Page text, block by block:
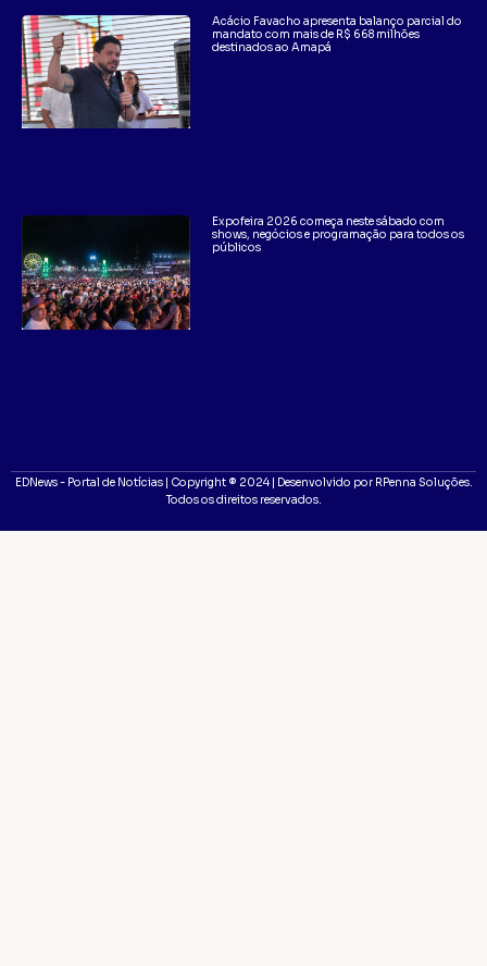
Acácio Favacho apresenta balanço parcial do
mandato com mais de R$ 668 milhões
destinados ao Amapá
Expofeira 2026 começa neste sábado com
shows, negócios e programação para todos os
públicos
EDNews - Portal de Notícias | Copyright ® 2024 | Desenvolvido por RPenna Soluções.
Todos os direitos reservados.